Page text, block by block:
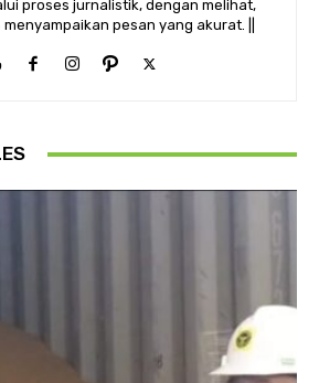
proses jurnalistik, dengan melihat,
pesan yang akurat. ||